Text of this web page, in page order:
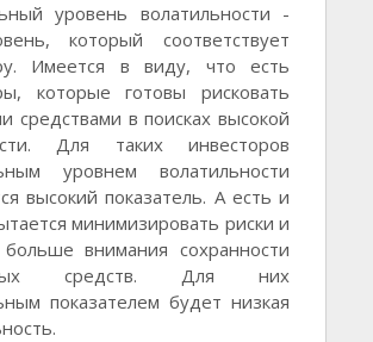
уровень волатильности -
который соответствует
Имеется в виду, что есть
которые готовы рисковать
средствами в поисках высокой
Для таких инвесторов
уровнем волатильности
высокий показатель. А есть и
минимизировать риски и
внимания сохранности
средств. Для них
показателем будет низкая